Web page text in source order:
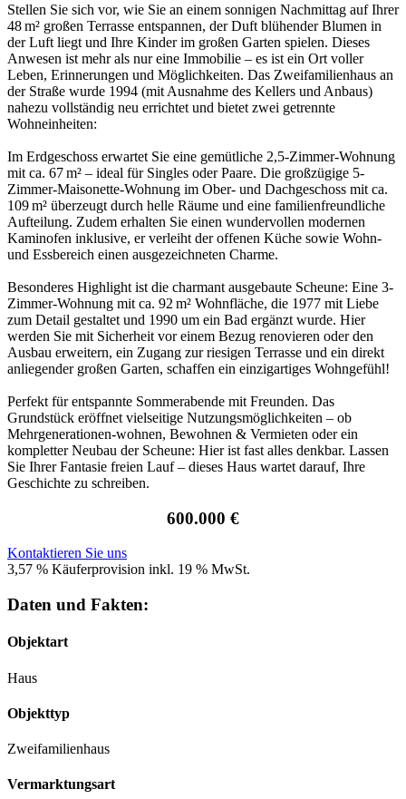
Stellen Sie sich vor, wie Sie an einem sonnigen Nachmittag auf Ihrer
48 m² großen Terrasse entspannen, der Duft blühender Blumen in
der Luft liegt und Ihre Kinder im großen Garten spielen. Dieses
Anwesen ist mehr als nur eine Immobilie – es ist ein Ort voller
Leben, Erinnerungen und Möglichkeiten. Das Zweifamilienhaus an
der Straße wurde 1994 (mit Ausnahme des Kellers und Anbaus)
nahezu vollständig neu errichtet und bietet zwei getrennte
Wohneinheiten:
Im Erdgeschoss erwartet Sie eine gemütliche 2,5-Zimmer-Wohnung
mit ca. 67 m² – ideal für Singles oder Paare. Die großzügige 5-
Zimmer-Maisonette-Wohnung im Ober- und Dachgeschoss mit ca.
109 m² überzeugt durch helle Räume und eine familienfreundliche
Aufteilung. Zudem erhalten Sie einen wundervollen modernen
Kaminofen inklusive, er verleiht der offenen Küche sowie Wohn-
und Essbereich einen ausgezeichneten Charme.
Besonderes Highlight ist die charmant ausgebaute Scheune: Eine 3-
Zimmer-Wohnung mit ca. 92 m² Wohnfläche, die 1977 mit Liebe
zum Detail gestaltet und 1990 um ein Bad ergänzt wurde. Hier
werden Sie mit Sicherheit vor einem Bezug renovieren oder den
Ausbau erweitern, ein Zugang zur riesigen Terrasse und ein direkt
anliegender großen Garten, schaffen ein einzigartiges Wohngefühl!
Perfekt für entspannte Sommerabende mit Freunden. Das
Grundstück eröffnet vielseitige Nutzungsmöglichkeiten – ob
Mehrgenerationen-wohnen, Bewohnen & Vermieten oder ein
kompletter Neubau der Scheune: Hier ist fast alles denkbar. Lassen
Sie Ihrer Fantasie freien Lauf – dieses Haus wartet darauf, Ihre
Geschichte zu schreiben.
600.000 €
Kontaktieren Sie uns
3,57 % Käuferprovision inkl. 19 % MwSt.
Daten und Fakten:
Objektart
Haus
Objekttyp
Zweifamilienhaus
Vermarktungsart